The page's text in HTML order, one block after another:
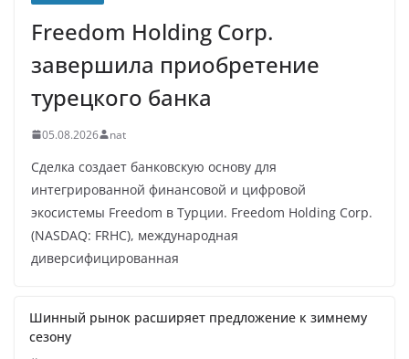
Freedom Holding Corp.
завершила приобретение
турецкого банка
05.08.2026 nat
Сделка создает банковскую основу для
интегрированной финансовой и цифровой
экосистемы Freedom в Турции. Freedom Holding Corp.
(NASDAQ: FRHC), международная
диверсифицированная
Шинный рынок расширяет предложение к зимнему
сезону